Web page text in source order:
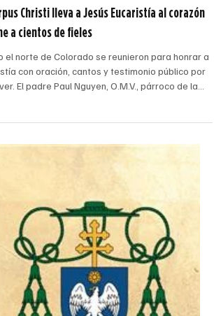
de lectura
Christi lleva a Jesús Eucaristía al corazón